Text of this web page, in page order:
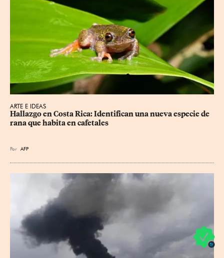
ARTE E IDEAS
Hallazgo en Costa Rica: Identifican una nueva especie de
rana que habita en cafetales
Por AFP